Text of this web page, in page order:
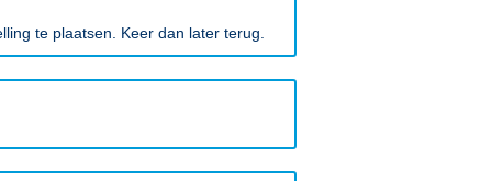
te plaatsen. Keer dan later terug.